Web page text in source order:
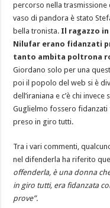
percorso nella trasmissione
vaso di pandora è stato
bella tronista. Il ragazzo
Nilufar erano fidanzati
tanto ambita poltrona
Giordano solo per una
poi il popolo del web si è
dell’iraniana e c’è chi
Guglielmo fossero fidanzati
preso in giro tutti.
Tra i vari commenti,
nel difenderla ha riferito
offenderla, è una donna
in giro tutti, era fidanzata
prove”.